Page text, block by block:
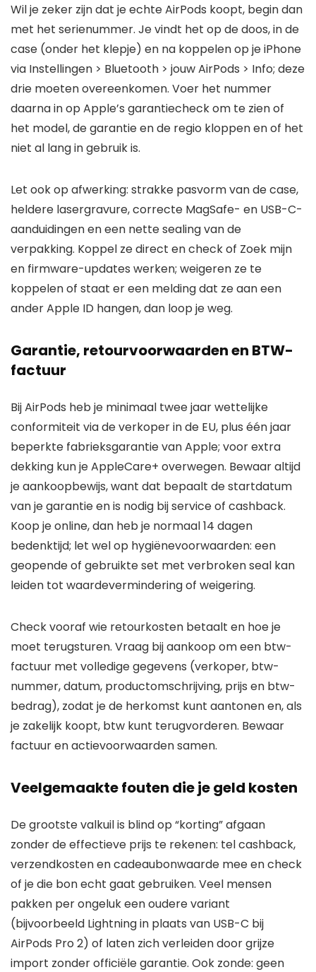
Wil je zeker zijn dat je echte AirPods koopt, begin dan
met het serienummer. Je vindt het op de doos, in de
case (onder het klepje) en na koppelen op je iPhone
via Instellingen > Bluetooth > jouw AirPods > Info; deze
drie moeten overeenkomen. Voer het nummer
daarna in op Apple’s garantiecheck om te zien of
het model, de garantie en de regio kloppen en of het
niet al lang in gebruik is.
Let ook op afwerking: strakke pasvorm van de case,
heldere lasergravure, correcte MagSafe- en USB-C-
aanduidingen en een nette sealing van de
verpakking. Koppel ze direct en check of Zoek mijn
en firmware-updates werken; weigeren ze te
koppelen of staat er een melding dat ze aan een
ander Apple ID hangen, dan loop je weg.
Garantie, retourvoorwaarden en BTW-
factuur
Bij AirPods heb je minimaal twee jaar wettelijke
conformiteit via de verkoper in de EU, plus één jaar
beperkte fabrieksgarantie van Apple; voor extra
dekking kun je AppleCare+ overwegen. Bewaar altijd
je aankoopbewijs, want dat bepaalt de startdatum
van je garantie en is nodig bij service of cashback.
Koop je online, dan heb je normaal 14 dagen
bedenktijd; let wel op hygiënevoorwaarden: een
geopende of gebruikte set met verbroken seal kan
leiden tot waardevermindering of weigering.
Check vooraf wie retourkosten betaalt en hoe je
moet terugsturen. Vraag bij aankoop om een btw-
factuur met volledige gegevens (verkoper, btw-
nummer, datum, productomschrijving, prijs en btw-
bedrag), zodat je de herkomst kunt aantonen en, als
je zakelijk koopt, btw kunt terugvorderen. Bewaar
factuur en actievoorwaarden samen.
Veelgemaakte fouten die je geld kosten
De grootste valkuil is blind op “korting” afgaan
zonder de effectieve prijs te rekenen: tel cashback,
verzendkosten en cadeaubonwaarde mee en check
of je die bon echt gaat gebruiken. Veel mensen
pakken per ongeluk een oudere variant
(bijvoorbeeld Lightning in plaats van USB-C bij
AirPods Pro 2) of laten zich verleiden door grijze
import zonder officiële garantie. Ook zonde: geen